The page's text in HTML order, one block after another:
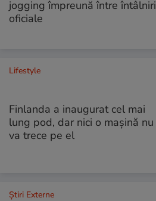
jogging împreună între întâlniri
oficiale
Lifestyle
Finlanda a inaugurat cel mai
lung pod, dar nici o mașină nu
va trece pe el
Știri Externe